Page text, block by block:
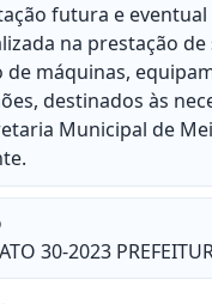
futura e eventual
na prestação
de máquinas,
destinados às
Municipal de
30-2023